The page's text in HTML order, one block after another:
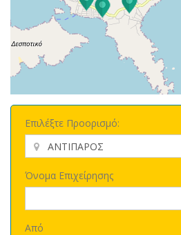
Επιλέξτε Προορισμό:
Όνομα Επιχείρησης
Από